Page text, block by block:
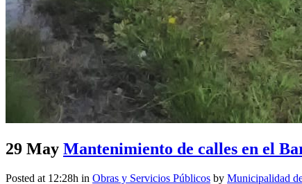
29 May Mantenimiento de calles en el
Posted at 12:28h in Obras y Servicios Públicos by Municipalidad